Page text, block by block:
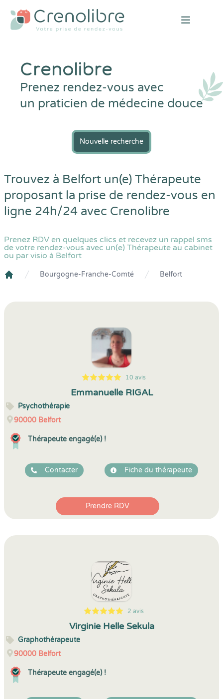
Open
Crenolibre
Prenez rendez-vous avec
un praticien de médecine douce
Nouvelle recherche
Trouvez à Belfort un(e) Thérapeute
proposant la prise de rendez-vous en
ligne 24h/24 avec Crenolibre
Prenez RDV en quelques clics et recevez un rappel sms
de votre rendez-vous avec un(e) Thérapeute au cabinet
ou par visio à Belfort
Bourgogne-Franche-Comté Belfort
5
1
5
10 10 avis
Emmanuelle RIGAL
Psychothérapie
90000 Belfort
Thérapeute engagé(e) !
Contacter Fiche du thérapeute
Prendre RDV
5
1
5
2 2 avis
Virginie Helle Sekula
Graphothérapeute
90000 Belfort
Thérapeute engagé(e) !